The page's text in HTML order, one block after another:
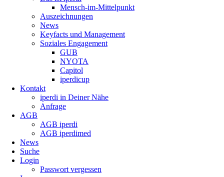
Mensch-im-Mittelpunkt
Auszeichnungen
News
Keyfacts und Management
Soziales Engagement
GUB
NYOTA
Capitol
iperdicup
Kontakt
iperdi in Deiner Nähe
Anfrage
AGB
AGB iperdi
AGB iperdimed
News
Suche
Login
Passwort vergessen